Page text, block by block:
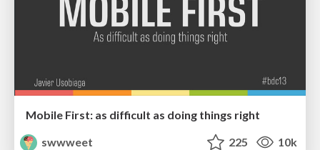
Mobile First: as difficult as doing things right
swwweet
225 10k